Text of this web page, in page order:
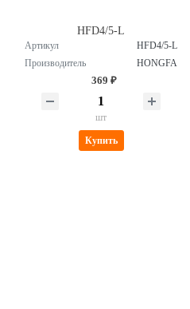
HFD4/5-L
Артикул
HFD4/5-L
Производитель
HONGFA
369 ₽
шт
Купить